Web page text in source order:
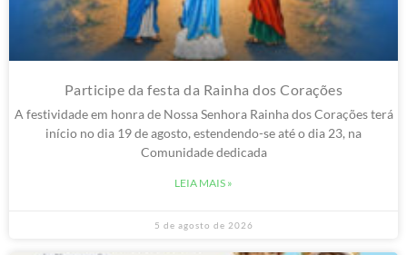
Participe da festa da Rainha dos Corações
A festividade em honra de Nossa Senhora Rainha dos Corações terá
início no dia 19 de agosto, estendendo-se até o dia 23, na
Comunidade dedicada
LEIA MAIS »
5 de agosto de 2026